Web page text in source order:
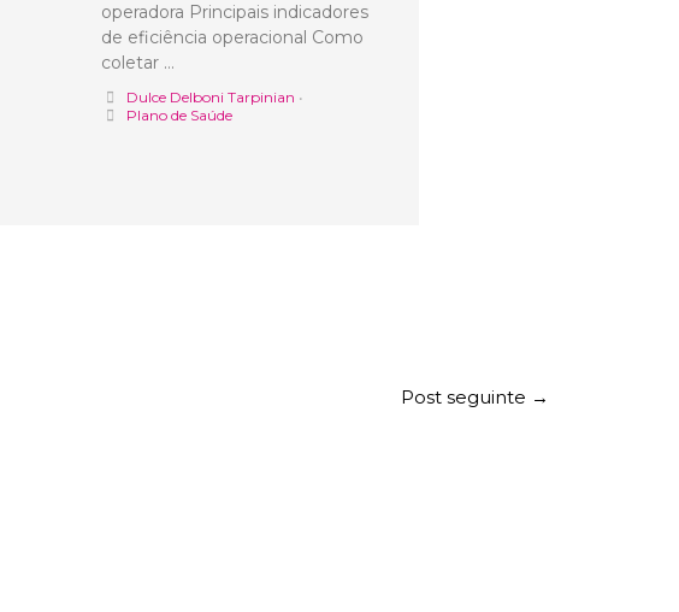
operadora Principais indicadores
de eficiência operacional Como
coletar …
Dulce Delboni Tarpinian •
Plano de Saúde
Post seguinte →